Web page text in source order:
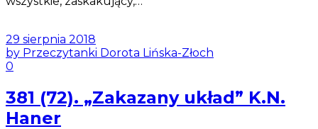
29 sierpnia 2018
by Przeczytanki Dorota Lińska-Złoch
0
381 (72). „Zakazany układ” K.N.
Haner